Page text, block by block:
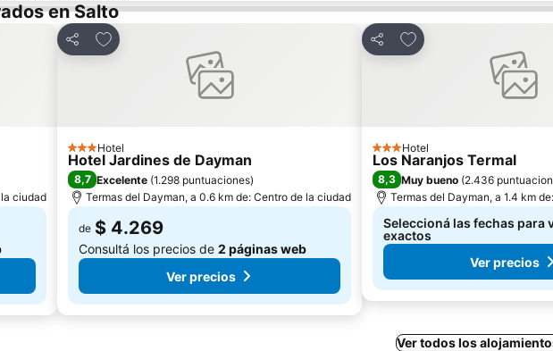
en Salto
ciudad
Compartir
Añadir a favoritos
3 Estrellas
Hotel
Hotel Jardines de Dayman
8,7 Excelente (1.298 puntuaciones)
Termas del Dayman, a 0.6 km de: Centro de la ciudad
de $ 4.269
Consultá los precios de 2 páginas web
Ver precios
Compartir
Añadir a favoritos
3 Estrellas
Hotel
Los Naranjos Termal
8,3 Muy bueno (2.436
Termas del Dayman, a 1.4 km
Seleccioná las fechas para
exactos
Ver precios
Ver todos los